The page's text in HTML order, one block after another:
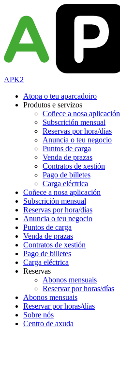
APK2
Atopa o teu aparcadoiro
Produtos e servizos
Coñece a nosa aplicación
Subscrición mensual
Reservas por hora/días
Anuncia o teu negocio
Puntos de carga
Venda de prazas
Contratos de xestión
Pago de billetes
Carga eléctrica
Coñece a nosa aplicación
Subscrición mensual
Reservas por hora/días
Anuncia o teu negocio
Puntos de carga
Venda de prazas
Contratos de xestión
Pago de billetes
Carga eléctrica
Reservas
Abonos mensuais
Reservar por horas/días
Abonos mensuais
Reservar por horas/días
Sobre nós
Centro de axuda